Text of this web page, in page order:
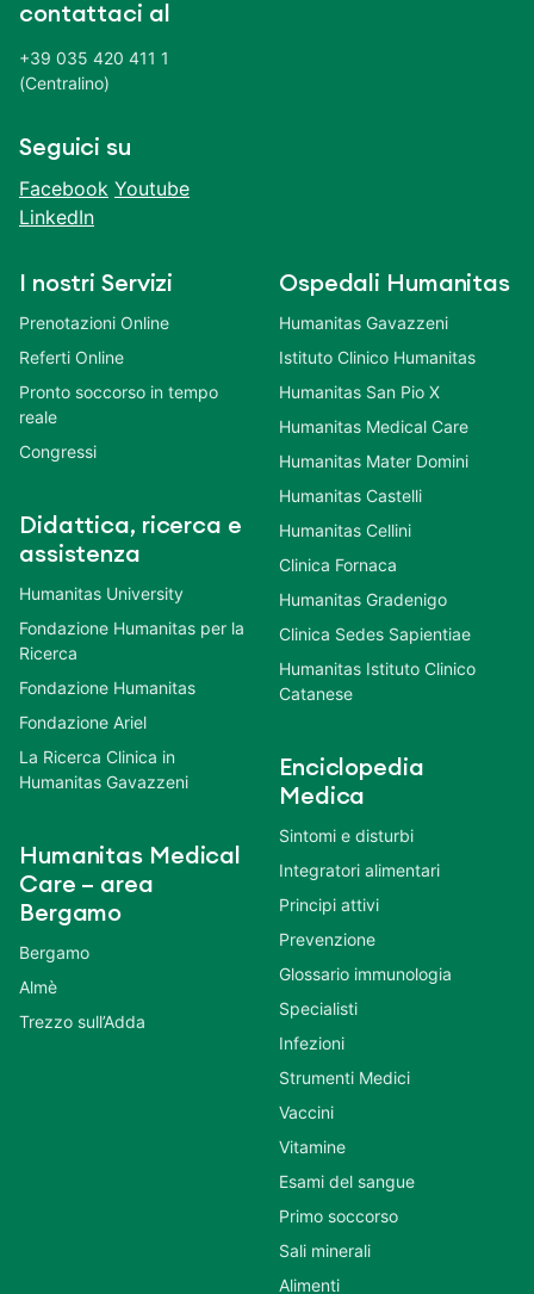
contattaci al
+39 035 420 411 1
(Centralino)
Seguici su
Facebook Youtube
LinkedIn
I nostri Servizi
Prenotazioni Online
Referti Online
Pronto soccorso in tempo
reale
Congressi
Didattica, ricerca e
assistenza
Humanitas University
Fondazione Humanitas per la
Ricerca
Fondazione Humanitas
Fondazione Ariel
La Ricerca Clinica in
Humanitas Gavazzeni
Humanitas Medical
Care – area
Bergamo
Bergamo
Almè
Trezzo sull’Adda
Ospedali Humanitas
Humanitas Gavazzeni
Istituto Clinico Humanitas
Humanitas San Pio X
Humanitas Medical Care
Humanitas Mater Domini
Humanitas Castelli
Humanitas Cellini
Clinica Fornaca
Humanitas Gradenigo
Clinica Sedes Sapientiae
Humanitas Istituto Clinico
Catanese
Enciclopedia
Medica
Sintomi e disturbi
Integratori alimentari
Principi attivi
Prevenzione
Glossario immunologia
Specialisti
Infezioni
Strumenti Medici
Vaccini
Vitamine
Esami del sangue
Primo soccorso
Sali minerali
Alimenti